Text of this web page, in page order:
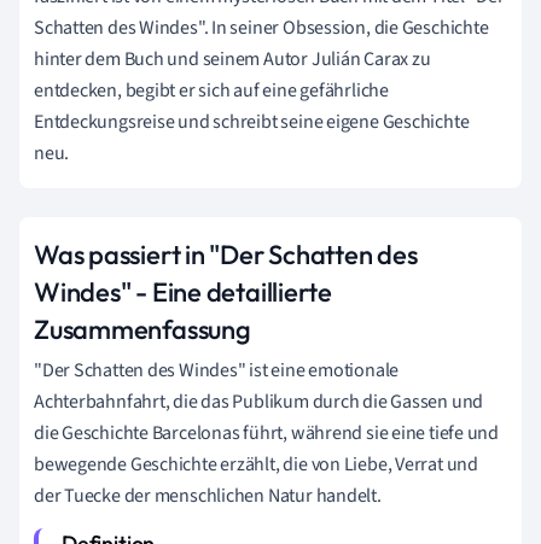
Schatten des Windes". In seiner Obsession, die Geschichte
hinter dem Buch und seinem Autor Julián Carax zu
entdecken, begibt er sich auf eine gefährliche
Entdeckungsreise und schreibt seine eigene Geschichte
neu.
Was passiert in "Der Schatten des
Windes" - Eine detaillierte
Zusammenfassung
"Der Schatten des Windes" ist eine emotionale
Achterbahnfahrt, die das Publikum durch die Gassen und
die Geschichte Barcelonas führt, während sie eine tiefe und
bewegende Geschichte erzählt, die von Liebe, Verrat und
der Tuecke der menschlichen Natur handelt.